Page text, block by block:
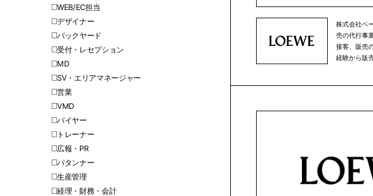
WEB/EC担当
デザイナー
バックヤード
受付・レセプション
MD
SV・エリアマネージャー
営業
VMD
バイヤー
トレーナー
広報・PR
パタンナー
生産管理
経理・財務・会計
株式会社ベ
売の代行事
接客、販売
経験から販